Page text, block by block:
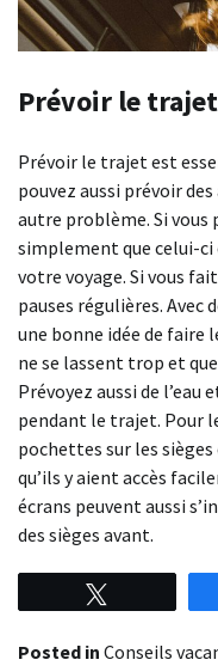
Prévoir le trajet
Prévoir le trajet est
pouvez aussi prévoir
autre problème. Si vous
simplement que celui-ci
votre voyage. Si vous
pauses régulières. Avec
une bonne idée de faire
ne se lassent trop et
Prévoyez aussi de l’eau
pendant le trajet. Pour
pochettes sur les
qu’ils y aient accès
écrans peuvent aussi
des sièges avant.
Posted in Conseils